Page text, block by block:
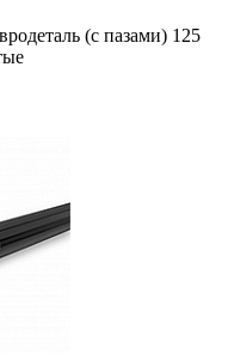
(с пазами) 125